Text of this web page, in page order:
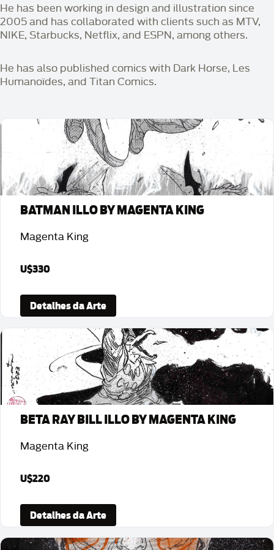
He has been working in design and illustration since
2005 and has collaborated with clients such as MTV,
NIKE, Starbucks, Netflix, and ESPN, among others.
He has also published comics with Dark Horse, Les
Humanoïdes, and Titan Comics.
BATMAN ILLO BY MAGENTA KING
Magenta King
U$330
Detalhes da Arte
BETA RAY BILL ILLO BY MAGENTA KING
Magenta King
U$220
Detalhes da Arte